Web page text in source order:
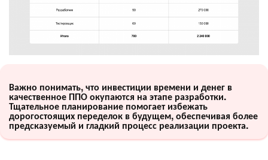
Важно понимать, что инвестиции времени и денег в
качественное ППО окупаются на этапе разработки.
Тщательное планирование помогает избежать
дорогостоящих переделок в будущем, обеспечивая более
предсказуемый и гладкий процесс реализации проекта.